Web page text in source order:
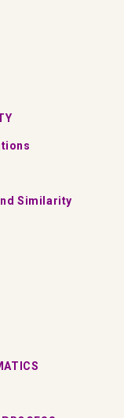
Similarity